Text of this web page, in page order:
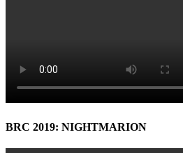
BRC 2019: NIGHTMARION